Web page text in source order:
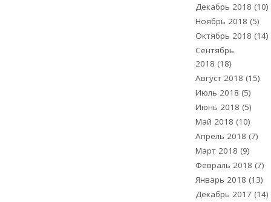
Декабрь 2018 (10)
Ноябрь 2018 (5)
Октябрь 2018 (14)
Сентябрь
2018 (18)
Август 2018 (15)
Июль 2018 (5)
Июнь 2018 (5)
Май 2018 (10)
Апрель 2018 (7)
Март 2018 (9)
Февраль 2018 (7)
Январь 2018 (13)
Декабрь 2017 (14)